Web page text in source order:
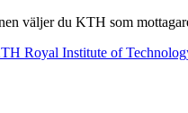
väljer du KTH som
Royal Institute of